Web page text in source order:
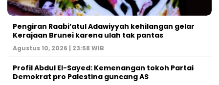
Pengiran Raabi’atul Adawiyyah kehilangan gelar
Kerajaan Brunei karena ulah tak pantas
Agustus 10, 2026 | 23:58 WIB
Profil Abdul El-Sayed: Kemenangan tokoh Partai
Demokrat pro Palestina guncang AS